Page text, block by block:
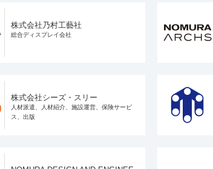
株式会社乃村工藝社
総合ディスプレイ会社
株式会社シーズ・スリー
人材派遣、人材紹介、施設運営、保険サービ
ス、出版